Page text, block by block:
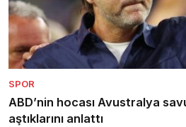
SPOR
ABD’nin hocası Avustralya
aştıklarını anlattı